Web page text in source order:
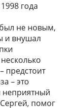
года
не новым,
и внушал
предстоит
– это
неприятный
помог